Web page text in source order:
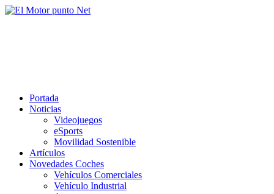
Saltar
Portada
Noticias
Videojuegos
eSports
Movilidad Sostenible
Artículos
Novedades Coches
Vehículos Comerciales
Vehículo Industrial